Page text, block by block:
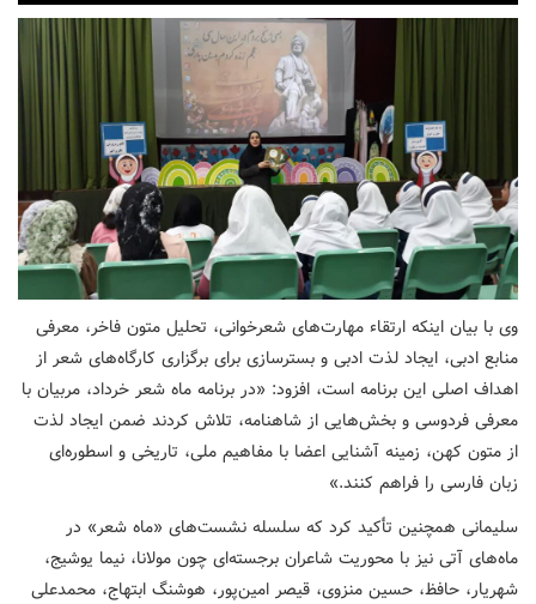
وی با بیان اینکه ارتقاء مهارت‌های شعرخوانی، تحلیل متون فاخر، معرفی
منابع ادبی، ایجاد لذت ادبی و بسترسازی برای برگزاری کارگاه‌های شعر از
اهداف اصلی این برنامه است، افزود: «در برنامه ماه شعر خرداد، مربیان با
معرفی فردوسی و بخش‌هایی از شاهنامه، تلاش کردند ضمن ایجاد لذت
از متون کهن، زمینه آشنایی اعضا با مفاهیم ملی، تاریخی و اسطوره‌ای
زبان فارسی را فراهم کنند.»
سلیمانی همچنین تأکید کرد که سلسله نشست‌های «ماه شعر» در
ماه‌های آتی نیز با محوریت شاعران برجسته‌ای چون مولانا، نیما یوشیج،
شهریار، حافظ، حسین منزوی، قیصر امین‌پور، هوشنگ ابتهاج، محمدعلی